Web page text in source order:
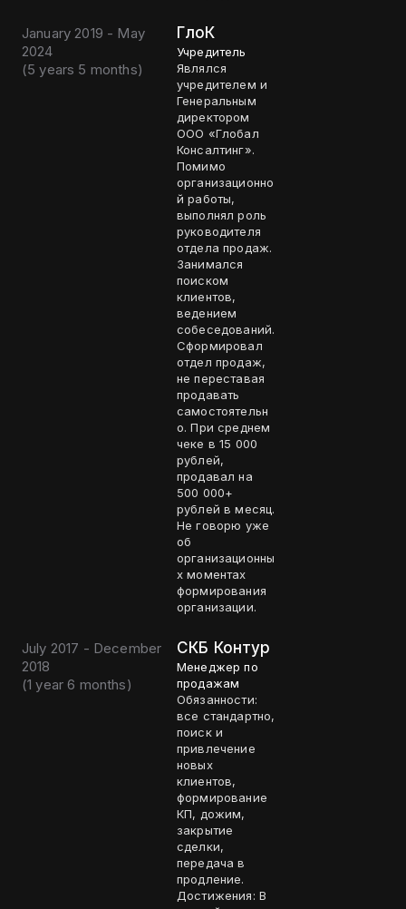
January 2019 - May
2024
(5 years 5 months)
ГлоК
Учредитель
Являлся
учредителем и
Генеральным
директором
ООО «Глобал
Консалтинг».
Помимо
организационно
й работы,
выполнял роль
руководителя
отдела продаж.
Занимался
поиском
клиентов,
ведением
собеседований.
Сформировал
отдел продаж,
не переставая
продавать
самостоятельн
о. При среднем
чеке в 15 000
рублей,
продавал на
500 000+
рублей в месяц.
Не говорю уже
об
организационны
х моментах
формирования
организации.
July 2017 - December
2018
(1 year 6 months)
СКБ Контур
Менеджер по
продажам
Обязанности:
все стандартно,
поиск и
привлечение
новых
клиентов,
формирование
КП, дожим,
закрытие
сделки,
передача в
продление.
Достижения: В